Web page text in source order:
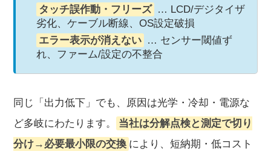
タッチ誤作動・フリーズ … LCD/デジタイザ
劣化、ケーブル断線、OS設定破損
エラー表示が消えない … センサー閾値ず
れ、ファーム/設定の不整合
同じ「出力低下」でも、原因は光学・冷却・電源な
ど多岐にわたります。
当社は分解点検と測定で切り
分け→必要最小限の交換 により、短納期・低コスト